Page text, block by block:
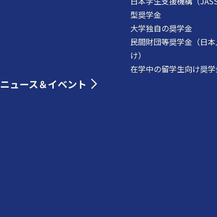
型奨学金
大学独自の奨学金
民間財団等奨学金（日
け）
在学中の留学生向け奨
ニュース＆イベント